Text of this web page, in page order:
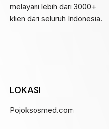
melayani lebih dari 3000+
klien dari seluruh Indonesia.
LOKASI
Pojoksosmed.com